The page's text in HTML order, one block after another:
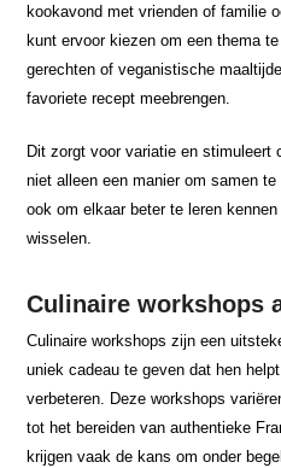
kookavond met vrienden of familie
kunt ervoor kiezen om een thema
gerechten of veganistische
favoriete recept meebrengen.
Dit zorgt voor variatie en stimuleert
niet alleen een manier om samen
ook om elkaar beter te leren
wisselen.
Culinaire workshops
Culinaire workshops zijn een
uniek cadeau te geven dat hen
verbeteren. Deze workshops
tot het bereiden van authentieke
krijgen vaak de kans om onder